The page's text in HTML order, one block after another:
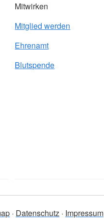
Mitwirken
Mitglied werden
Ehrenamt
Blutspende
Datenschutz Impressum